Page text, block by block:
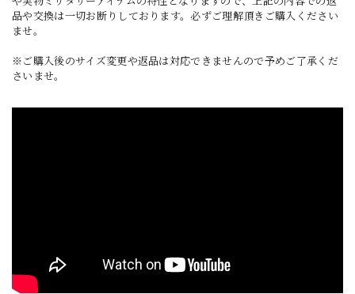
品や交換は一切お断りしております。必ずご理解頂きご購入ください
ませ。
※ご購入後のサイズ変更や返品は対応できませんので予めご了承くだ
さいませ。